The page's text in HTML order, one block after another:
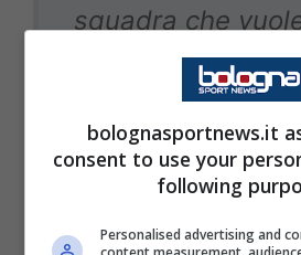
squadra che
sodo, che vuole
molto
bolognasportnews.it
consent to use your
following
Personalised advertising and